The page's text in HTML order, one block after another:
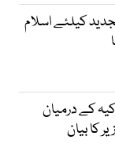
کیلئے اسلام
کے درمیان
کا بیان